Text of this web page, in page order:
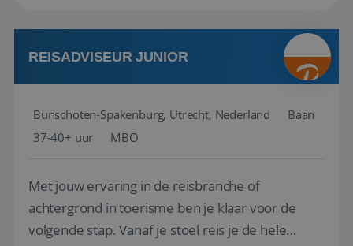
REISADVISEUR JUNIOR
Bunschoten-Spakenburg, Utrecht, Nederland
Baan
37-40+ uur
MBO
Met jouw ervaring in de reisbranche of
achtergrond in toerisme ben je klaar voor de
volgende stap. Vanaf je stoel reis je de hele